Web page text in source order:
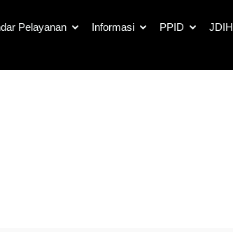
Pelayanan Informasi PPID JDIH